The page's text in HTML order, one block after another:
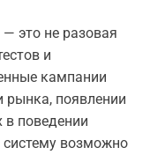
это не разовая
и
кампании
рынка, появлении
в поведении
возможно